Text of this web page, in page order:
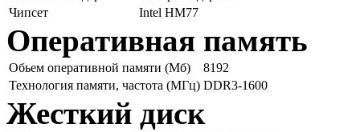
Чипсет
Intel HM77
Оперативная память
Обьем оперативной памяти (Мб)
8192
Технология памяти, частота (МГц) DDR3-1600
Жесткий диск